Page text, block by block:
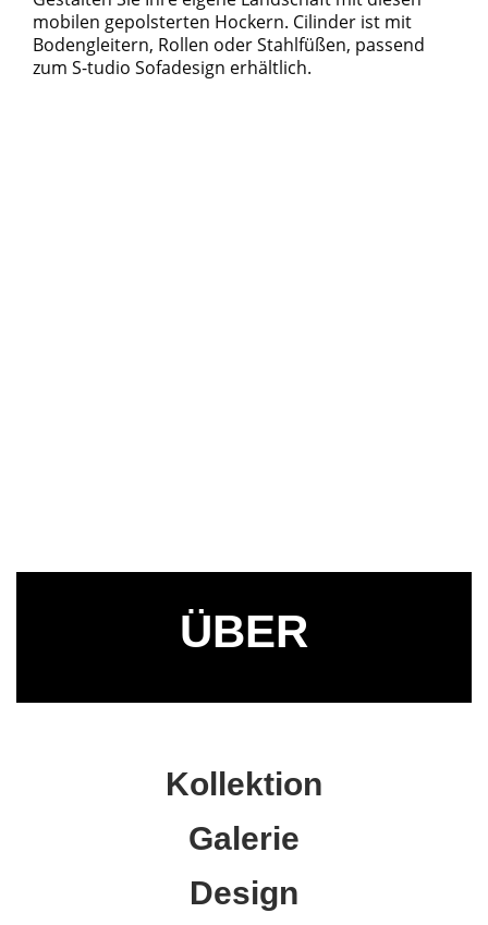
mobilen gepolsterten Hockern. Cilinder ist mit
Bodengleitern, Rollen oder Stahlfüßen, passend
zum S-tudio Sofadesign erhältlich.
ÜBER
Kollektion
Galerie
Design